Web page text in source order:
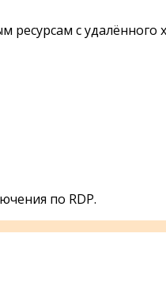
ресурсам с удалённого
по RDP.